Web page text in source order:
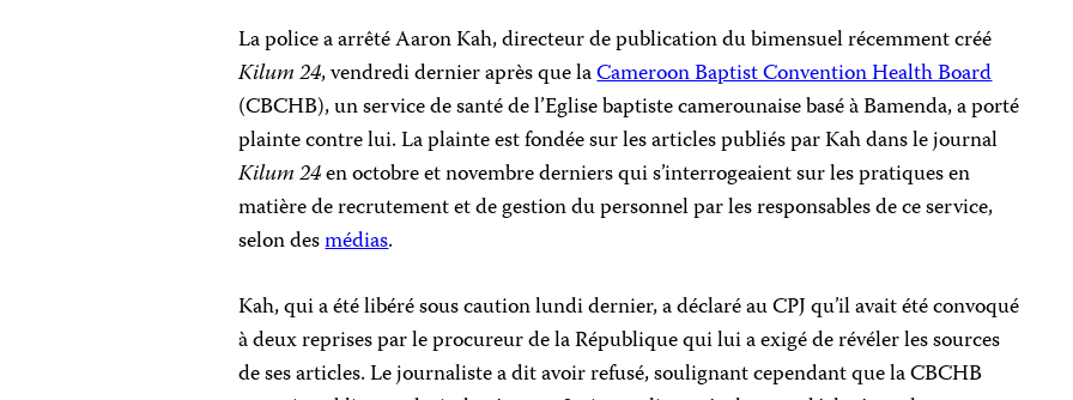
La police a arrêté Aaron Kah, directeur de publication du bimensuel récemment créé
Kilum 24, vendredi dernier après que laCameroon Baptist Convention Health Board
(CBCHB), un service de santé de l’Eglise baptiste camerounaise basé à Bamenda, a porté
plainte contre lui. La plainte est fondée sur les articles publiés par Kah dans le journal
Kilum 24en octobre et novembre derniers qui s’interrogeaient sur les pratiques en
matière de recrutement et de gestion du personnel par les responsables de ce service,
selon desmédias.
Kah, qui a été libéré sous caution lundi dernier, a déclaré au CPJ qu’il avait été convoqué
à deux reprises par le procureur de la République qui lui a exigé de révéler les sources
de ses articles. Le journaliste a dit avoir refusé, soulignant cependant que la CBCHB